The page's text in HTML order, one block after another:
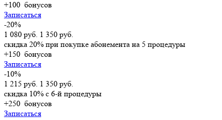
+100 бонусов
Записаться
-20%
1 080 руб. 1 350 руб.
скидка 20% при покупке абонемента на 5 процедуры
+150 бонусов
Записаться
-10%
1 215 руб. 1 350 руб.
скидка 10% с 6-й процедуры
+250 бонусов
Записаться